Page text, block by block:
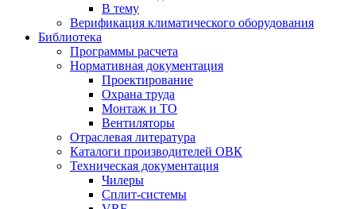
В тему
Верификация климатического оборудования
Библиотека
Программы расчета
Нормативная документация
Проектирование
Охрана труда
Монтаж и ТО
Вентиляторы
Отраслевая литература
Каталоги производителей ОВК
Техническая документация
Чилеры
Сплит-системы